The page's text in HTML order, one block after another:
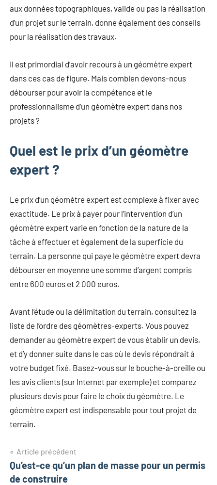
aux données topographiques, valide ou pas la réalisation
d’un projet sur le terrain, donne également des conseils
pour la réalisation des travaux.
Il est primordial d’avoir recours à un géomètre expert
dans ces cas de figure. Mais combien devons-nous
débourser pour avoir la compétence et le
professionnalisme d’un géomètre expert dans nos
projets ?
Quel est le prix d’un géomètre
expert ?
Le prix d’un géomètre expert est complexe à fixer avec
exactitude. Le prix à payer pour l’intervention d’un
géomètre expert varie en fonction de la nature de la
tâche à effectuer et également de la superficie du
terrain. La personne qui paye le géomètre expert devra
débourser en moyenne une somme d’argent compris
entre 600 euros et 2 000 euros.
Avant l’étude ou la délimitation du terrain, consultez la
liste de l’ordre des géomètres-experts. Vous pouvez
demander au géomètre expert de vous établir un devis,
et d’y donner suite dans le cas où le devis répondrait à
votre budget fixé. Basez-vous sur le bouche-à-oreille ou
les avis clients (sur Internet par exemple) et comparez
plusieurs devis pour faire le choix du géomètre. Le
géomètre expert est indispensable pour tout projet de
terrain.
Navigation
de
Article précédent
Qu’est-ce qu’un plan de masse pour un permis
de construire